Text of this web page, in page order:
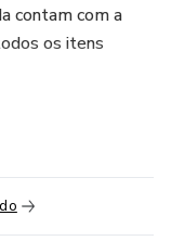
contam com a
os itens
possível criar
de gerar